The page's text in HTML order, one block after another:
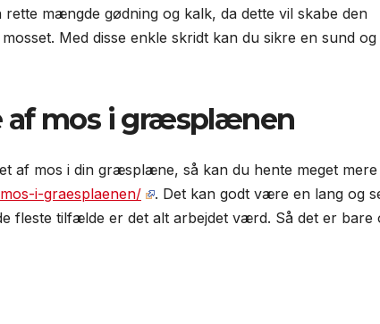
mængde gødning og kalk, da dette vil skabe den
Med disse enkle skridt kan du sikre en sund og
af mos i græsplænen
af mos i din græsplæne, så kan du hente meget mere
i-graesplaenen/
. Det kan godt være en lang og
fleste tilfælde er det alt arbejdet værd. Så det er bare